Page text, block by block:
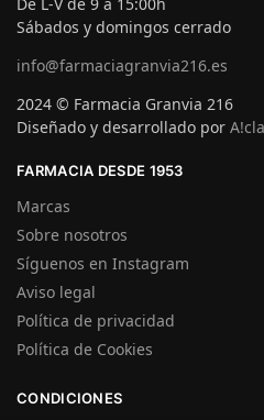
Sábados y domingos cerrado
info@farmaciagranvia216.es
2024 © Farmacia Granvia 216
Diseñado y desarrollado por
FARMACIA DESDE 1953
Marcas
Sobre nosotros
Síguenos en Instagram
Aviso legal
Política de privacidad
Política de Cookies
CONDICIONES